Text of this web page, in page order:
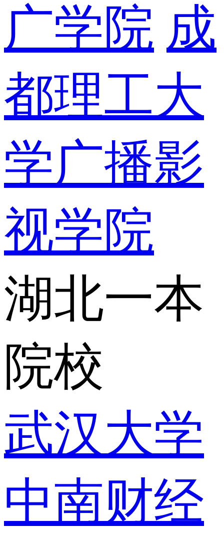
广学院 成
都理工大
学广播影
视学院
湖北一本
院校
武汉大学
中南财经